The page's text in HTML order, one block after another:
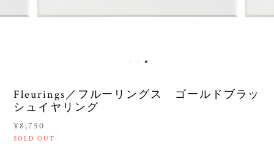
Fleurings／フルーリングス ゴールドブラッ
シュイヤリング
¥8,750
SOLD OUT